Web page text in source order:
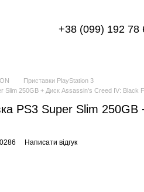
+38 (099) 192 78
Приставки PlayStation 3
Slim 250GB + Диск Assassin's Creed IV: Black
PS3 Super Slim
Написати відгук